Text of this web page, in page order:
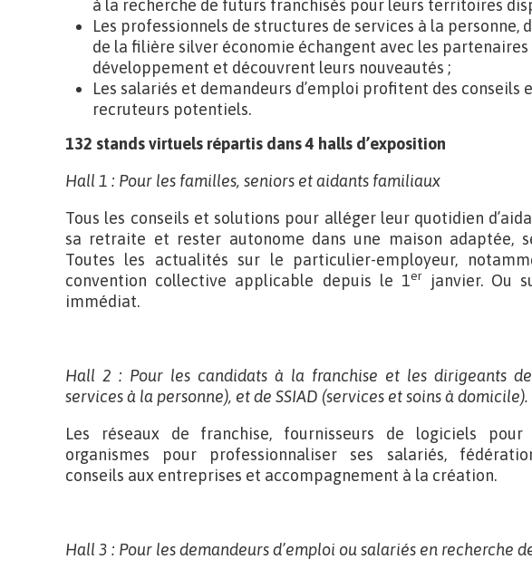
à la recherche de futurs franchisés pour leurs territoires
Les professionnels de structures de services à la personne,
de la filière silver économie échangent avec les partenaires
développement et découvrent leurs nouveautés ;
Les salariés et demandeurs d’emploi profitent des conseils
recruteurs potentiels.
132 stands virtuels répartis dans 4 halls d’exposition
Hall 1 : Pour les familles, seniors et aidants familiaux
Tous les conseils et solutions pour alléger leur quotidien
sa retraite et rester autonome dans une maison adaptée,
Toutes les actualités sur le particulier-employeur,
convention collective applicable depuis le 1erjanvier. Ou
immédiat.
Hall 2 : Pour les candidats à la franchise et les dirigeants
services à la personne), et de SSIAD (services et soins à domicile).
Les réseaux de franchise, fournisseurs de logiciels
organismes pour professionnaliser ses salariés,
conseils aux entreprises et accompagnement à la création.
Hall 3 : Pour les demandeurs d’emploi ou salariés en recherche